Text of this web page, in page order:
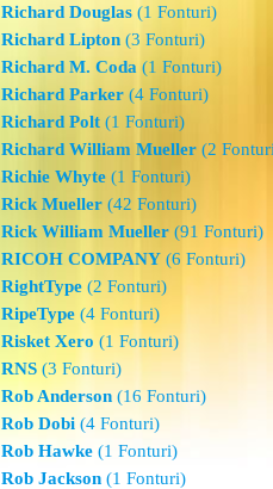
Richard Douglas (1 Fonturi)
Richard Lipton (3 Fonturi)
Richard M. Coda (1 Fonturi)
Richard Parker (4 Fonturi)
Richard Polt (1 Fonturi)
Richard William Mueller (2
Richie Whyte (1 Fonturi)
Rick Mueller (42 Fonturi)
Rick William Mueller (91 Fonturi)
RICOH COMPANY (6 Fonturi)
RightType (2 Fonturi)
RipeType (4 Fonturi)
Risket Xero (1 Fonturi)
RNS (3 Fonturi)
Rob Anderson (16 Fonturi)
Rob Dobi (4 Fonturi)
Rob Hawke (1 Fonturi)
Rob Jackson (1 Fonturi)